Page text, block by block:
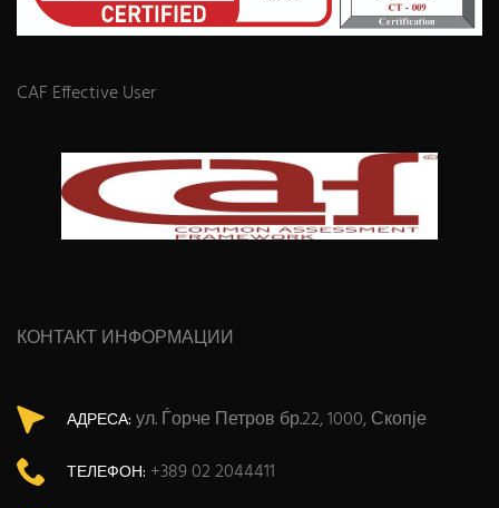
CAF Effective User
КОНТАКТ ИНФОРМАЦИИ
АДРЕСА: ул. Ѓорче Петров бр.22, 1000, Скопје
ТЕЛЕФОН: +389 02 2044411